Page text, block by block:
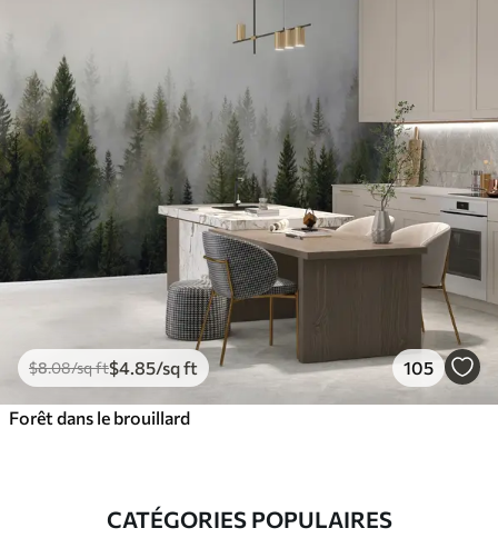
$8.08/sq ft$4 .85/sq ft 105
Forêt dans le brouillard
CATÉGORIES POPULAIRES